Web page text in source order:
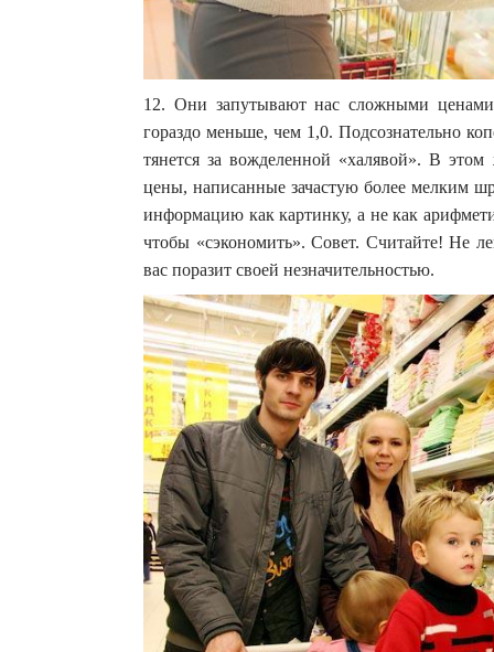
12. Они запутывают нас сложными
гораздо меньше, чем 1,0. Подсознательно
тянется за вожделенной «халявой». В
цены, написанные зачастую более мелким
информацию как картинку, а не как
чтобы «сэкономить». Совет. Считайте! Не
вас поразит своей незначительностью.